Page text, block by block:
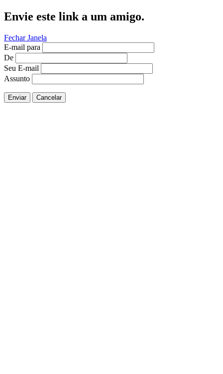
Envie este link a um amigo.
Fechar Janela
E-mail para
De
Seu E-mail
Assunto
Enviar Cancelar